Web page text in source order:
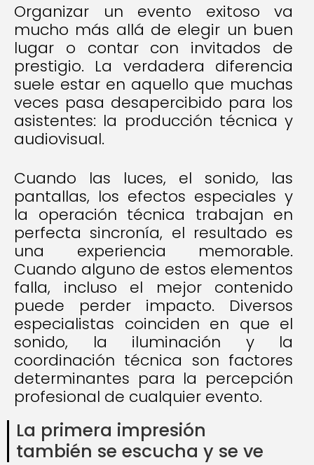
Organizar un evento exitoso va
mucho más allá de elegir un buen
lugar o contar con invitados de
prestigio. La verdadera diferencia
suele estar en aquello que muchas
veces pasa desapercibido para los
asistentes: la producción técnica y
audiovisual.
Cuando las luces, el sonido, las
pantallas, los efectos especiales y
la operación técnica trabajan en
perfecta sincronía, el resultado es
una experiencia memorable.
Cuando alguno de estos elementos
falla, incluso el mejor contenido
puede perder impacto. Diversos
especialistas coinciden en que el
sonido, la iluminación y la
coordinación técnica son factores
determinantes para la percepción
profesional de cualquier evento.
La primera impresión
también se escucha y se ve